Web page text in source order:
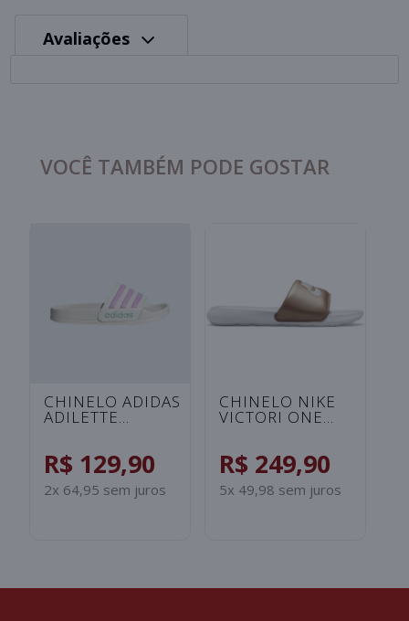
Avaliações
VOCÊ TAMBÉM PODE GOSTAR
CHINELO NIKE
BENASSI JDI
R$ 149,90
3x 49,97 sem juros
CHINELO PUMA
LEADCAT -
R$ 129,90
2x 64,95 sem juros